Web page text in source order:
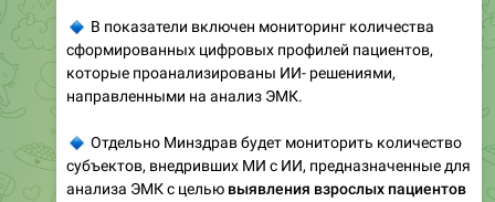
В показатели включен мониторинг количества
сформированных цифровых профилей пациентов,
которые проанализированы ИИ- решениями,
направленными на анализ ЭМК.
Отдельно Минздрав будет мониторить количество
субъектов, внедривших МИ с ИИ, предназначенные для
анализа ЭМК с целью выявления взрослых пациентов